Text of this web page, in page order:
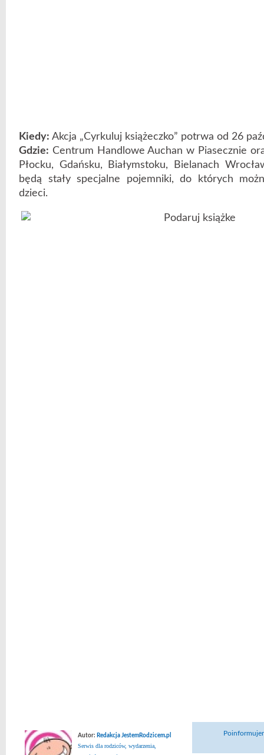
Kiedy: Akcja „Cyrkuluj książeczko” potrwa od 26
Gdzie: Centrum Handlowe Auchan w Piasecznie
Płocku, Gdańsku, Białymstoku, Bielanach
będą stały specjalne pojemniki, do których
dzieci.
Autor: Redakcja JestemRodzicem.pl
Serwis dla rodziców, wydarzenia,